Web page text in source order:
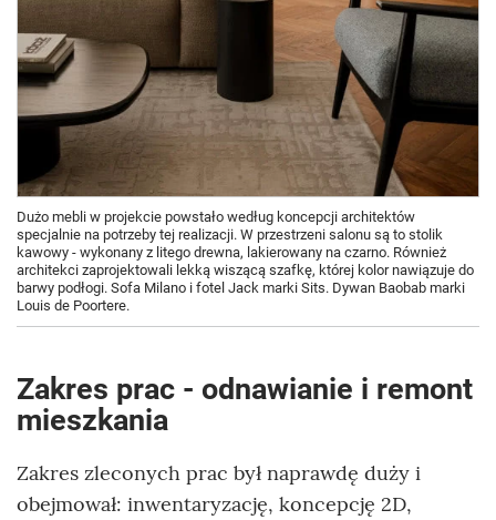
Dużo mebli w projekcie powstało według koncepcji architektów
specjalnie na potrzeby tej realizacji. W przestrzeni salonu są to stolik
kawowy - wykonany z litego drewna, lakierowany na czarno. Również
architekci zaprojektowali lekką wiszącą szafkę, której kolor nawiązuje do
barwy podłogi. Sofa Milano i fotel Jack marki Sits. Dywan Baobab marki
Louis de Poortere.
Zakres prac - odnawianie i remont
mieszkania
Zakres zleconych prac był naprawdę duży i
obejmował: inwentaryzację, koncepcję 2D,